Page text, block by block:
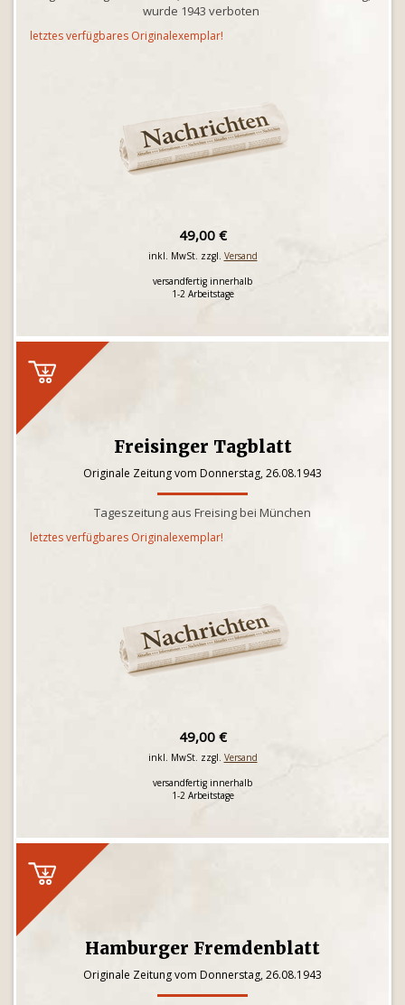
wurde 1943 verboten
letztes verfügbares Originalexemplar!
49,00 €
inkl. MwSt. zzgl. Versand
versandfertig innerhalb
1-2 Arbeitstage
Freisinger Tagblatt
Originale Zeitung vom Donnerstag, 26.08.1943
Tageszeitung aus Freising bei München
letztes verfügbares Originalexemplar!
49,00 €
inkl. MwSt. zzgl. Versand
versandfertig innerhalb
1-2 Arbeitstage
Hamburger Fremdenblatt
Originale Zeitung vom Donnerstag, 26.08.1943